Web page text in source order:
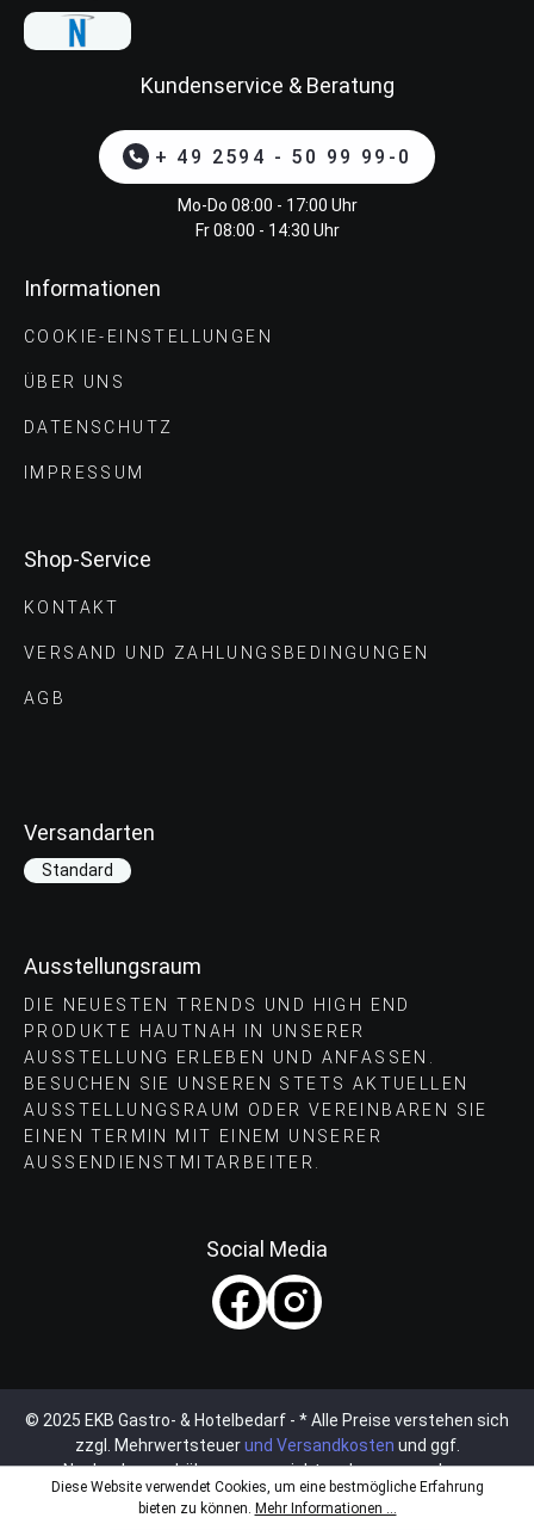
Kundenservice & Beratung
+ 49 2594 - 50 99 99-0
Mo-Do 08:00 - 17:00 Uhr
Fr 08:00 - 14:30 Uhr
Informationen
COOKIE-EINSTELLUNGEN
ÜBER UNS
DATENSCHUTZ
IMPRESSUM
Shop-Service
KONTAKT
VERSAND UND ZAHLUNGS­BEDINGUNGEN
AGB
Versandarten
Standard
Ausstellungsraum
DIE NEUESTEN TRENDS UND HIGH END
PRODUKTE HAUTNAH IN UNSERER
AUSSTELLUNG ERLEBEN UND ANFASSEN.
BESUCHEN SIE UNSEREN STETS AKTUELLEN
AUSSTELLUNGSRAUM ODER VEREINBAREN SIE
EINEN TERMIN MIT EINEM UNSERER
AUSSENDIENSTMITARBEITER.
Social Media
© 2025 EKB Gastro- & Hotelbedarf - * Alle Preise verstehen sich
zzgl. Mehrwertsteuerund Versandkosten und ggf.
Nachnahmegebühren, wenn nicht anders angegeben.
Diese Website verwendet Cookies, um eine bestmögliche Erfahrung
bieten zu können. Mehr Informationen ...